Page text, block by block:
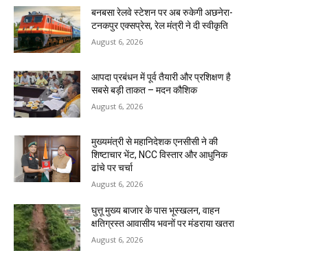
बनबसा रेलवे स्टेशन पर अब रुकेगी अछनेरा-
टनकपुर एक्सप्रेस, रेल मंत्री ने दी स्वीकृति
August 6, 2026
आपदा प्रबंधन में पूर्व तैयारी और प्रशिक्षण है
सबसे बड़ी ताकत – मदन कौशिक
August 6, 2026
मुख्यमंत्री से महानिदेशक एनसीसी ने की
शिष्टाचार भेंट, NCC विस्तार और आधुनिक
ढांचे पर चर्चा
August 6, 2026
घुत्तू मुख्य बाजार के पास भूस्खलन, वाहन
क्षतिग्रस्त आवासीय भवनों पर मंडराया खतरा
August 6, 2026